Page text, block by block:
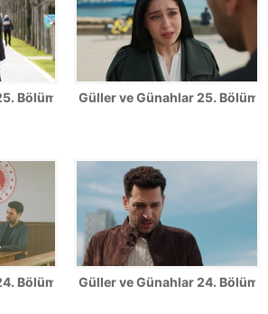
Bölüm FotoğraflarıGüller ve Günahlar 25.
Bölüm FotoğraflarıGüller ve Günahlar 24.